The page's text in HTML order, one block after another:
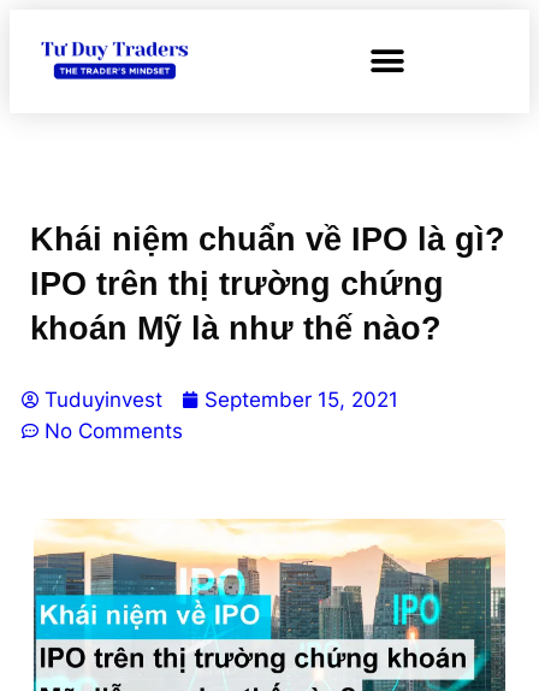
Khái niệm chuẩn về IPO là gì?
IPO trên thị trường chứng
khoán Mỹ là như thế nào?
Tuduyinvest
September 15, 2021
No Comments